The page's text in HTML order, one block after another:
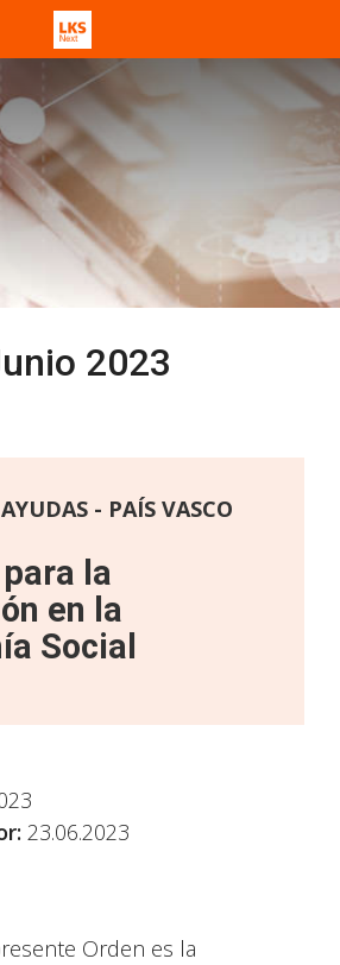
2023
AYUDAS - PAÍS VASCO
la
en la
Social
23.06.2023
Orden es la